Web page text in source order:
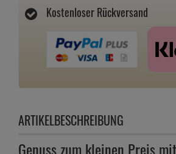
Kostenloser Rückversand
ARTIKELBESCHREIBUNG
Genuss zum kleinen Preis